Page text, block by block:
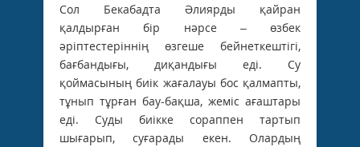
Сол Бекабадта Әлиярды қайран
қалдырған бір нәрсе – өзбек
әріптестеріннің өзгеше бейнеткештігі,
бағбандығы, диқандығы еді. Су
қоймасының биік жағалауы бос қалмапты,
тұнып тұрған бау-бақша, жеміс ағаштары
еді. Суды биікке сораппен тартып
шығарып, суғарады екен. Олардың